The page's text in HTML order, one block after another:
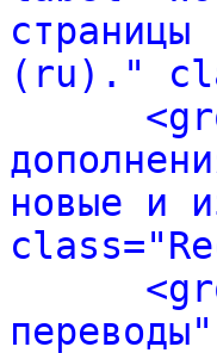
(ru)."
новые и